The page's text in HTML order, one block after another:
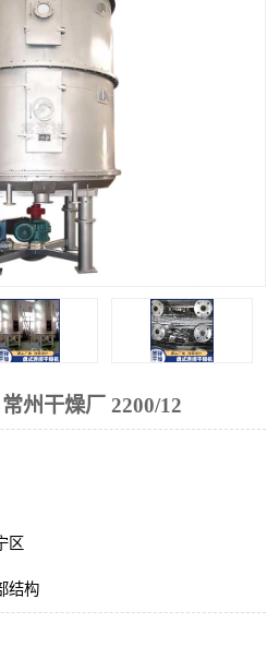
州干燥厂 2200/12
区
结构
沸腾干燥机
真空耙式干燥机
喷雾干燥机
盘式干燥机